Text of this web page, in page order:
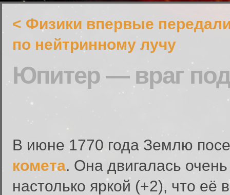
< Физики впервые
по нейтринному лучу
Юпитер — враг
В июне 1770 года Землю
комета. Она двигалась
настолько яркой (+2), что её